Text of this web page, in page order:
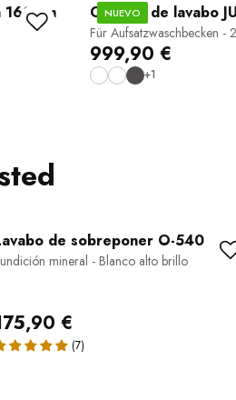
160 cm NUEVO
Consola de lavabo
Für Aufsatzwaschbecken -
999,90 €
+1
de sobreponer O-540
mineral - Blanco alto brillo
€